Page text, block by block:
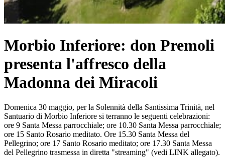
Morbio Inferiore: don Premoli
presenta l'affresco della
Madonna dei Miracoli
Domenica 30 maggio, per la Solennità della Santissima Trinità, nel
Santuario di Morbio Inferiore si terranno le seguenti celebrazioni:
ore 9 Santa Messa parrocchiale; ore 10.30 Santa Messa parrocchiale;
ore 15 Santo Rosario meditato. Ore 15.30 Santa Messa del
Pellegrino; ore 17 Santo Rosario meditato; ore 17.30 Santa Messa
del Pellegrino trasmessa in diretta "streaming" (vedi LINK allegato).